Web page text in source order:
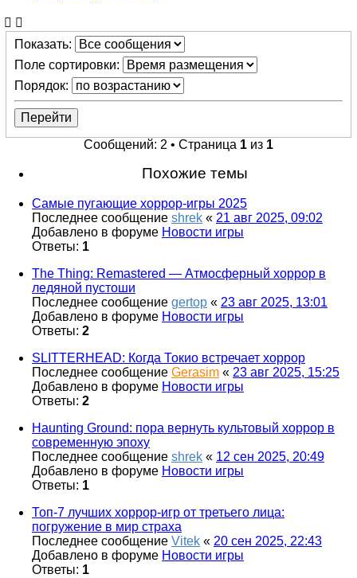
Показать:
Поле сортировки:
Порядок:
Сообщений: 2 • Страница 1 из 1
Похожие темы
Самые пугающие хоррор-игры 2025
Последнее сообщение shrek « 21 авг 2025, 09:02
Добавлено в форуме Новости игры
Ответы: 1
The Thing: Remastered — Атмосферный хоррор в
ледяной пустоши
Последнее сообщение gertop « 23 авг 2025, 13:01
Добавлено в форуме Новости игры
Ответы: 2
SLITTERHEAD: Когда Токио встречает хоррор
Последнее сообщение Gerasim « 23 авг 2025, 15:25
Добавлено в форуме Новости игры
Ответы: 2
Haunting Ground: пора вернуть культовый хоррор в
современную эпоху
Последнее сообщение shrek « 12 сен 2025, 20:49
Добавлено в форуме Новости игры
Ответы: 1
Топ-7 лучших хоррор-игр от третьего лица:
погружение в мир страха
Последнее сообщение Vitek « 20 сен 2025, 22:43
Добавлено в форуме Новости игры
Ответы: 1